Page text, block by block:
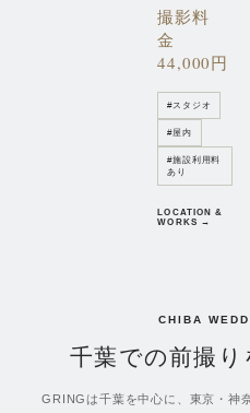
撮影料
金
44,000円
#スタジオ
#屋内
#施設利用料
あり
LOCATION &
WORKS →
CHIBA
千葉での前撮
GRINGは千葉を中心に、東京・神